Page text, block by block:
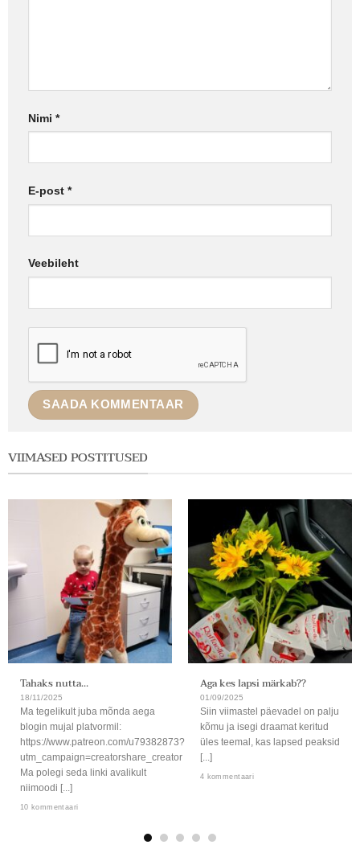
Nimi *
E-post *
Veebileht
VIIMASED POSTITUSED
Tahaks nutta…
18/11/2025
Ma tegelikult juba mõnda aega
blogin mujal platvormil:
https://www.patreon.com/u79382873?
utm_campaign=creatorshare_creator
Ma polegi seda linki avalikult
niimoodi [...]
10 kommentaari
Aga kes lapsi märkab??
01/09/2025
Siin viimastel päevadel on palju
kõmu ja isegi draamat keritud
üles teemal, kas lapsed peaksid
[...]
4 kommentaari